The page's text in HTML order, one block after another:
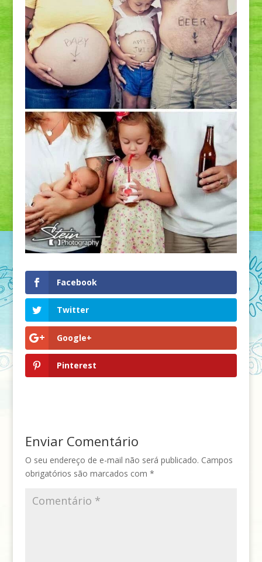
Facebook
Twitter
Google+
Pinterest
Enviar Comentário
O seu endereço de e-mail não será publicado. Campos
obrigatórios são marcados com *